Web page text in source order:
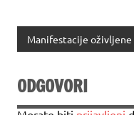
Manifestacije
ODGOVORI